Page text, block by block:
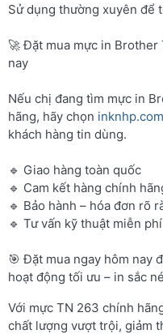
Sử dụng thường xuyên để
🚀 Đặt mua mực in
nay
Nếu chị đang tìm mực in
hãng, hãy chọn inknhp.com
khách hàng tin dùng.
🔹 Giao hàng toàn quốc
🔹 Cam kết hàng chính
🔹 Bảo hành – hóa đơn rõ
🔹 Tư vấn kỹ thuật miễn phí
🎯 Đặt mua ngay hôm nay
hoạt động tối ưu – in sắc
Với mực TN 263 chính
chất lượng vượt trội, giảm